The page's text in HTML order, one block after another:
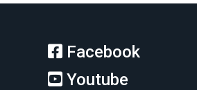
Facebook
Youtube